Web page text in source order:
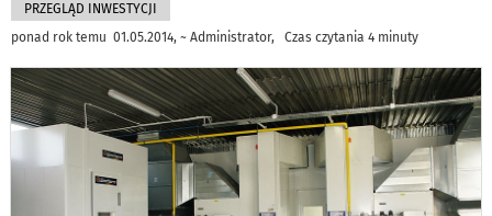
PRZEGLĄD INWESTYCJI
ponad rok temu 01.05.2014, ~ Administrator, Czas czytania 4 minuty